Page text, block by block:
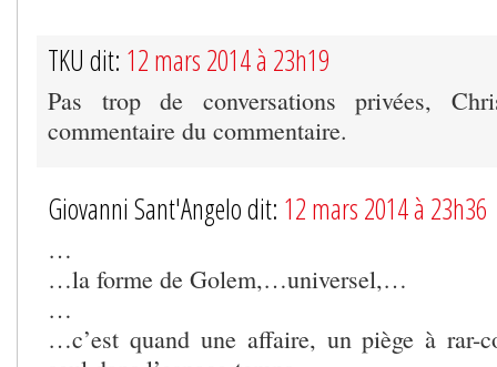
TKU dit: 12 mars 2014 à 23h19
Pas trop de conversations privées,
commentaire du commentaire.
Giovanni Sant'Angelo dit: 12 mars 2014 à 23h36
…
…la forme de Golem,…universel,…
…
…c’est quand une affaire, un piège à rar-